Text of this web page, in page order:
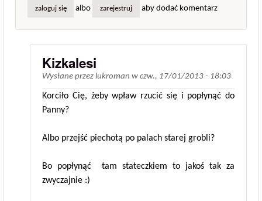
zaloguj się albo zarejestruj aby dodać komentarz
Kizkalesi
Wysłane przez lukroman w czw., 17/01/2013 - 18:03
Korciło Cię, żeby wpław rzucić się i popłynąć do
Panny?
Albo przejść piechotą po palach starej grobli?
Bo popłynąć tam stateczkiem to jakoś tak za
zwyczajnie :)